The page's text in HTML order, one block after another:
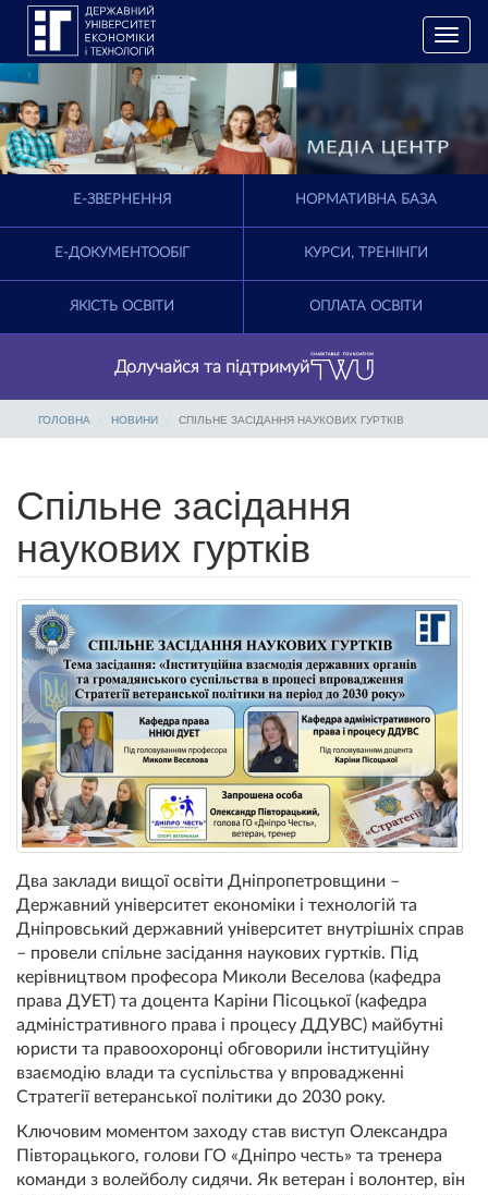
T
o
e
i
a
E-ЗВЕРНЕННЯ НОРМАТИВНА БАЗА
Е-ДОКУМЕНТООБІГ КУРСИ, ТРЕНІНГИ
ЯКІСТЬ ОСВІТИ ОПЛАТА ОСВІТИ
Долучайся та підтримуй
ГОЛОВНА НОВИНИ СПІЛЬНЕ ЗАСІДАННЯ НАУКОВИХ ГУРТКІВ
Спільне засідання
наукових гуртків
Два заклади вищої освіти Дніпропетровщини –
Державний університет економіки і технологій та
Дніпровський державний університет внутрішніх справ
– провели спільне засідання наукових гуртків. Під
керівництвом професора Миколи Веселова (кафедра
права ДУЕТ) та доцента Каріни Пісоцької (кафедра
адміністративного права і процесу ДДУВС) майбутні
юристи та правоохоронці обговорили інституційну
взаємодію влади та суспільства у впровадженні
Стратегії ветеранської політики до 2030 року.
Ключовим моментом заходу став виступ Олександра
Півторацького, голови ГО «Дніпро честь» та тренера
команди з волейболу сидячи. Як ветеран і волонтер, він